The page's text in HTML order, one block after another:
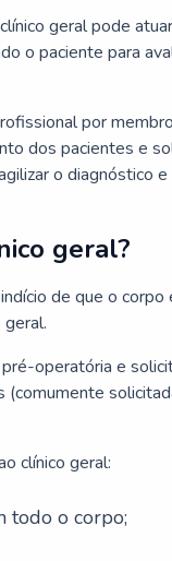
geral pode
o paciente para
por
dos pacientes e
o diagnóstico
geral?
de que o
operatória e
clínico geral:
todo o corpo;